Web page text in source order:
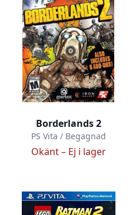
Borderlands 2
PS Vita / Begagnad
Okänt – Ej i lager